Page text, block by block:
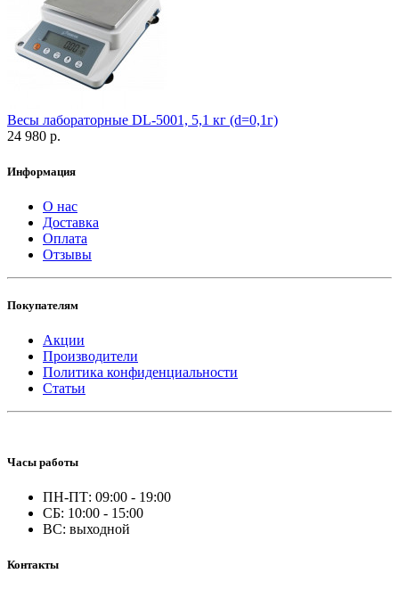
Весы лабораторные DL-5001, 5,1 кг (d=0,1г)
24 980 р.
Информация
О нас
Доставка
Оплата
Отзывы
Покупателям
Акции
Производители
Политика конфиденциальности
Статьи
Часы работы
ПН-ПТ: 09:00 - 19:00
СБ: 10:00 - 15:00
ВС: выходной
Контакты